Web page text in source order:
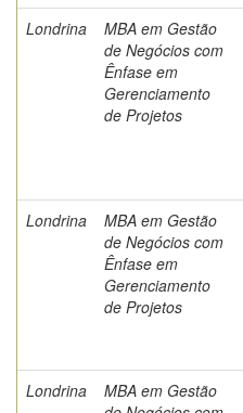
Londrina
MBA em Gestão
de Negócios com
Ênfase em
Gerenciamento
de Projetos
Londrina
MBA em Gestão
de Negócios com
Ênfase em
Gerenciamento
de Projetos
Londrina
MBA em Gestão